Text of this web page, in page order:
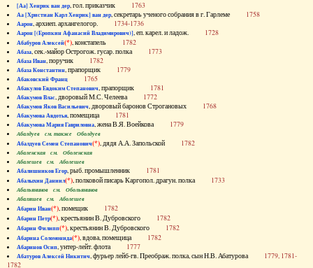
[Аа] Хенрик ван дер, гол. приказчик 1763
Аа [Христиан Карл Хенрик] ван дер, секретарь ученого собрания в г. Гарлеме 1758
Аарон, архиеп. архангелогор. 1734-1736
Аарон [(Еропкин Афанасий Владимирович)], еп. карел. и ладож. 1728
Абабуров Алексей(*), констапель 1782
Абаза, сек.-майор Острогож. гусар. полка 1773
Абаза Иван, поручик 1782
Абаза Константин, прапорщик 1779
Абаковский Франц 1765
Абакулов Евдоким Степанович, прапорщик 1781
Абакумов Влас, дворовый М.С. Челеева 1772
Абакумов Яков Васильевич, дворовый баронов Строгановых 1768
Абакумова Авдотья, помещица 1781
Абакумова Мария Гавриловна, жена В.Я. Воейкова 1779
Абалдуев см. также Оболдуев
Абалдуев Семен Степанович(*), дядя А.А. Запольской 1782
Абаленская см. Оболенская
Абалешев см. Аболешев
Абалишников Егор, рыб. промышленник 1781
Абалыхин Даниил(*), полковой писарь Каргопол. драгун. полка 1733
Абальянинов см. Обольянинов
Абаляшев см. Аболешев
Абарин Иван(*), помещик 1782
Абарин Петр(*), крестьянин В. Дубровского 1782
Абарин Филипп(*), крестьянин В. Дубровского 1782
Абарина Соломонида(*), вдова, помещица 1782
Абаринов Осип, унтер-лейт. флота 1777
Абатуров Алексей Никитич, фурьер лейб-гв. Преображ. полка, сын Н.В. Абатурова 1779, 1781-
1782